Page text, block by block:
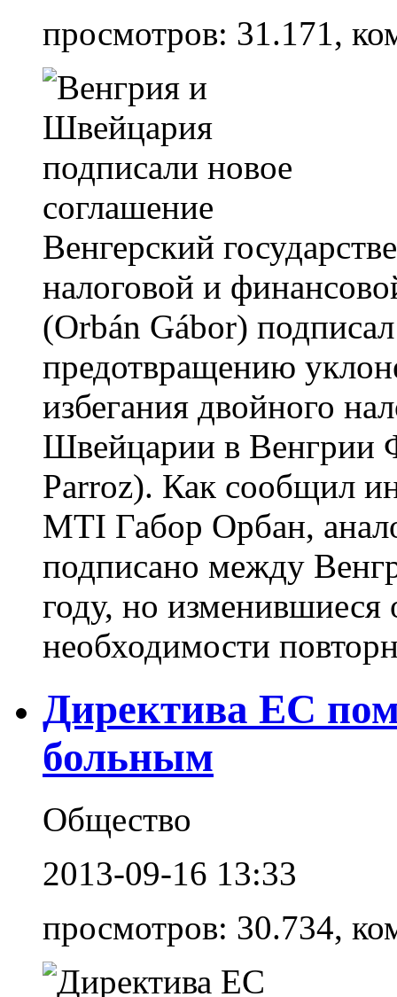
просмотров: 31.171,
Венгерский
налоговой и
(Orbán Gábor)
предотвращению
избегания двойного
Швейцарии в Венгрии
Parroz). Как сообщил
MTI Габор Орбан,
подписано между
году, но изменившиеся
необходимости
Директива ЕС
больным
Общество
2013-09-16 13:33
просмотров: 30.734,